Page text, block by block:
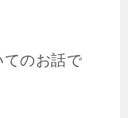
てのお話で